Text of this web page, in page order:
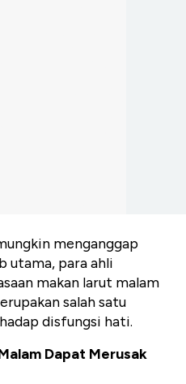
menganggap
utama, para ahli
makan larut malam
salah satu
disfungsi hati.
Dapat Merusak